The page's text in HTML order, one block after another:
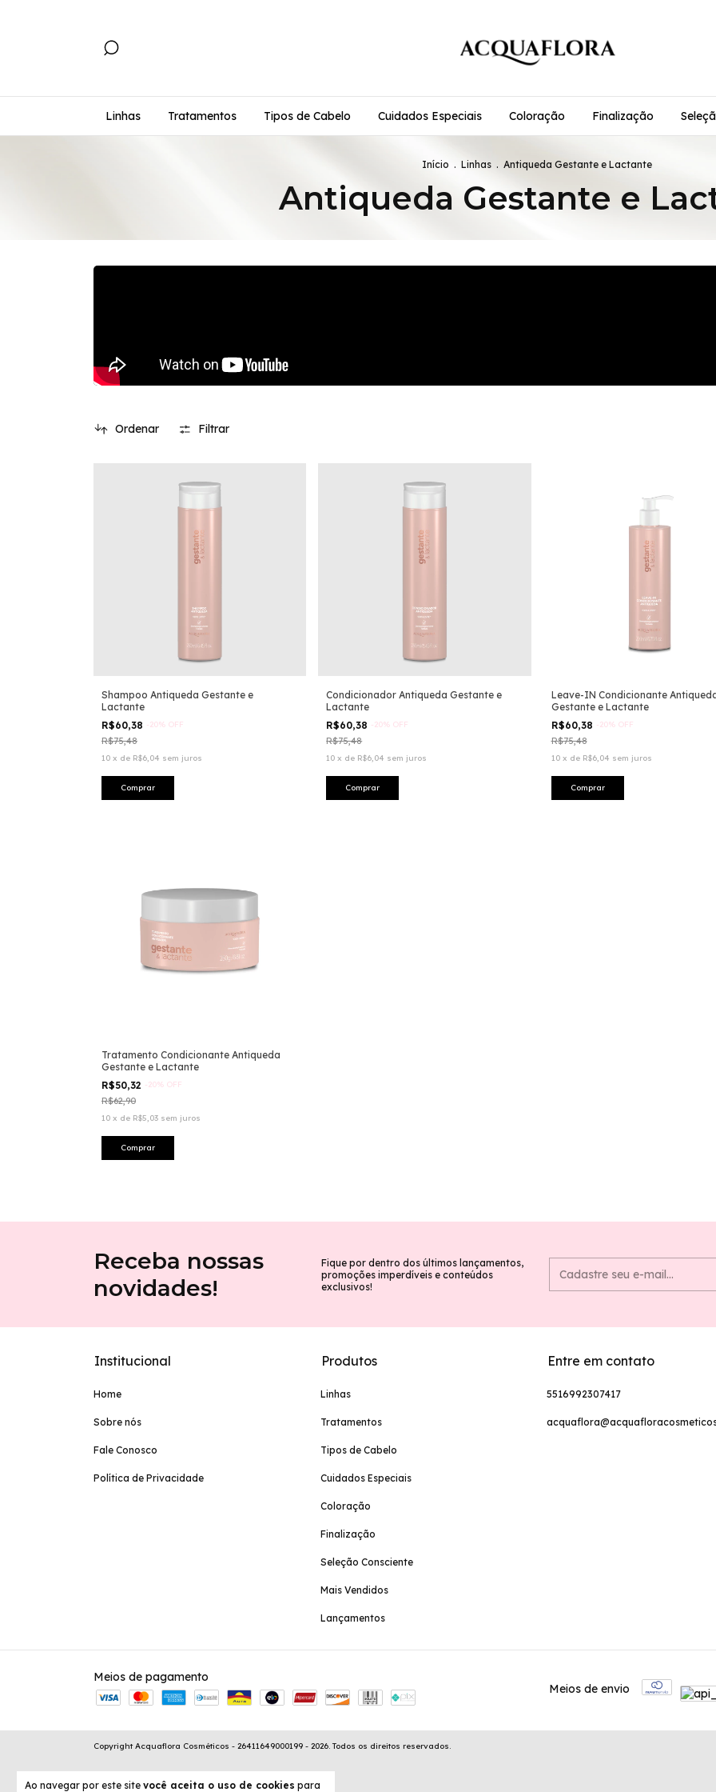
Linhas Tratamentos Tipos de Cabelo Cuidados Especiais Coloração Finalização
Ao navegar por este site você aceita o uso de cookies para
Início . Linhas . Antiqueda Gestante e Lactante
Antiqueda Gestante e
Ordenar Filtrar
Shampoo Antiqueda Gestante e
Lactante
R$60,38 -20% OFF
R$75,48
10 x de R$6,04 sem juros
Condicionador Antiqueda Gestante e
Lactante
R$60,38 -20% OFF
R$75,48
10 x de R$6,04 sem juros
Leave-IN Condicionante
Gestante e Lactante
R$60,38 -20% OFF
R$75,48
10 x de R$6,04 sem juros
Tratamento Condicionante Antiqueda
Gestante e Lactante
R$50,32 -20% OFF
R$62,90
10 x de R$5,03 sem juros
Receba nossas
novidades!
Fique por dentro dos últimos lançamentos,
promoções imperdíveis e conteúdos
exclusivos!
Institucional
Home
Sobre nós
Fale Conosco
Política de Privacidade
Produtos
Linhas
Tratamentos
Tipos de Cabelo
Cuidados Especiais
Coloração
Finalização
Seleção Consciente
Mais Vendidos
Lançamentos
Entre em contato
5516992307417
Meios de pagamento
Meios de envio
Copyright Acquaflora Cosméticos - 26411649000199 - 2026. Todos os direitos reservados.